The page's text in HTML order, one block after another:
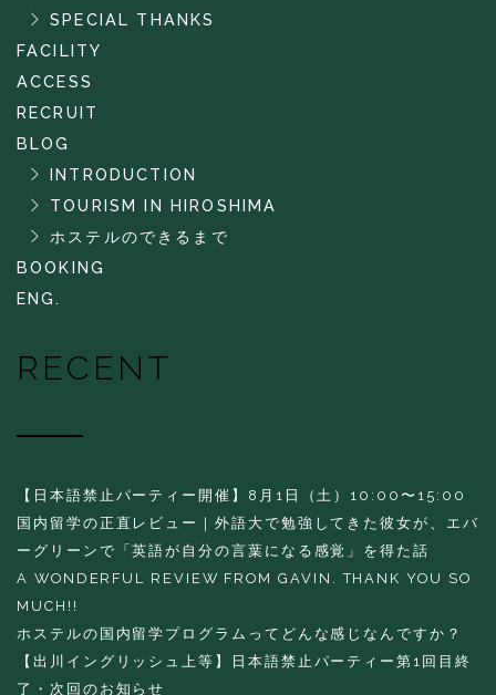
SPECIAL THANKS
FACILITY
ACCESS
RECRUIT
BLOG
INTRODUCTION
TOURISM IN HIROSHIMA
ホステルのできるまで
BOOKING
ENG.
RECENT
【日本語禁止パーティー開催】8月1日（土）10:00〜15:00
国内留学の正直レビュー｜外語大で勉強してきた彼女が、エバ
ーグリーンで「英語が自分の言葉になる感覚」を得た話
A WONDERFUL REVIEW FROM GAVIN. THANK YOU SO
MUCH!!
ホステルの国内留学プログラムってどんな感じなんですか？
【出川イングリッシュ上等】日本語禁止パーティー第1回目終
了・次回のお知らせ